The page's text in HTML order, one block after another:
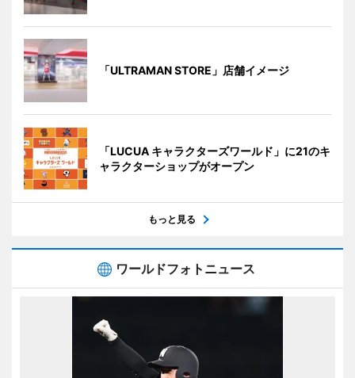
「ULTRAMAN STORE」店舗イメージ
「LUCUA キャラクターズワールド」に21のキ
ャラクターショップがオープン
もっと見る
ワールドフォトニュース